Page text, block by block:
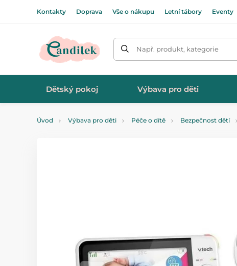
Kontakty Doprava Vše o nákupu Letní tábory Eventy
Např. produkt, kategorie
Dětský pokoj Výbava pro děti
Úvod Výbava pro děti Péče o dítě Bezpečnost dětí